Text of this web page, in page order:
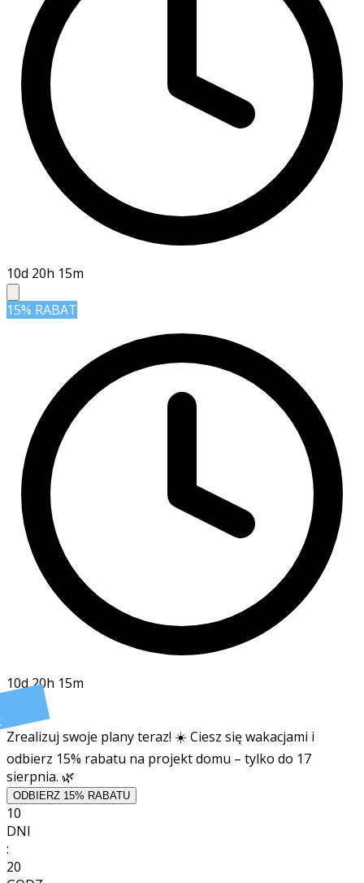
10d 20h 15m
15% RABAT
10d 20h 15m
Zrealizuj swoje plany teraz! ☀️ Ciesz się wakacjami i
odbierz 15% rabatu na projekt domu – tylko do 17
sierpnia. 🌿
ODBIERZ 15% RABATU
10
DNI
:
20